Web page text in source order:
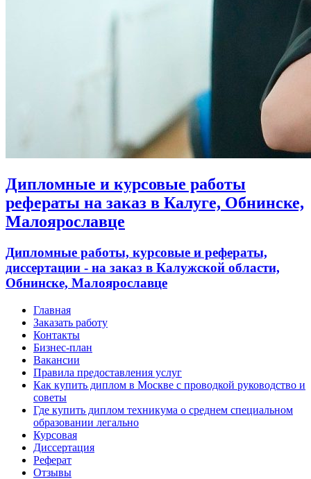
Дипломные и курсовые работы
рефераты на заказ в Калуге, Обнинске,
Малоярославце
Дипломные работы, курсовые и рефераты,
диссертации - на заказ в Калужской области,
Обнинске, Малоярославце
Главная
Заказать работу
Контакты
Бизнес-план
Вакансии
Правила предоставления услуг
Как купить диплом в Москве с проводкой руководство и
советы
Где купить диплом техникума о среднем специальном
образовании легально
Курсовая
Диссертация
Реферат
Отзывы